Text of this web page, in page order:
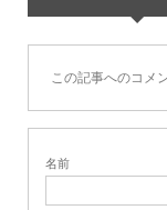
この記事へのコメ
名前